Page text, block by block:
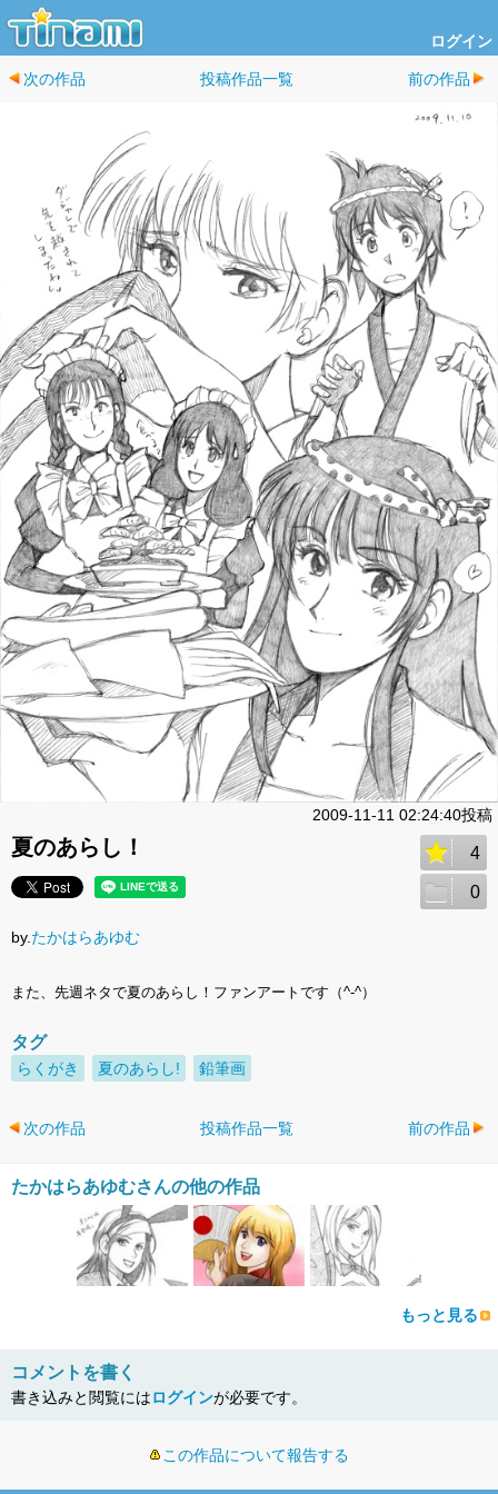
ログイン
次の作品 投稿作品一覧 前の作品
2009-11-11 02:24:40投稿
夏のあらし！ 4
0
by. たかはらあゆむ
また、先週ネタで夏のあらし！ファンアートです（^-^）
タグ
らくがき 夏のあらし! 鉛筆画
次の作品 投稿作品一覧 前の作品
たかはらあゆむさんの他の作品
もっと見る
コメントを書く
書き込みと閲覧にはログインが必要です。
この作品について報告する